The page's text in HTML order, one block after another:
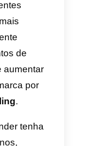
para
quem não
e conselhos
uma